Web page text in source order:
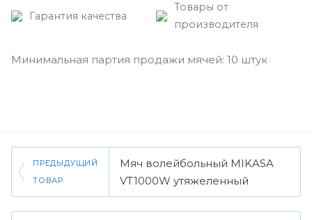
Гарантия качества
Товары от
производителя
Минимальная партия продажи мячей: 10 штук
ПРЕДЫДУЩИЙ
ТОВАР
Мяч волейбольный MIKASA
VT1000W утяжеленный